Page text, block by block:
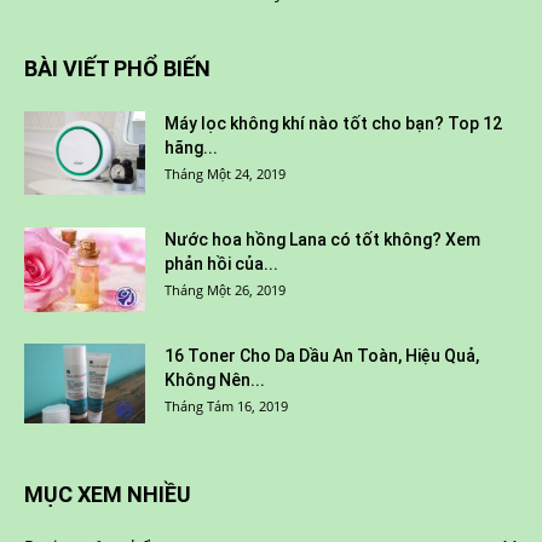
BÀI VIẾT PHỔ BIẾN
Máy lọc không khí nào tốt cho bạn? Top 12
hãng...
Tháng Một 24, 2019
Nước hoa hồng Lana có tốt không? Xem
phản hồi của...
Tháng Một 26, 2019
16 Toner Cho Da Dầu An Toàn, Hiệu Quả,
Không Nên...
Tháng Tám 16, 2019
MỤC XEM NHIỀU